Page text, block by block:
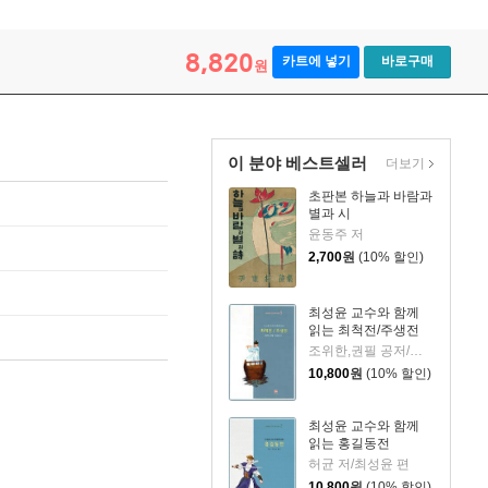
8,820원 카트에 넣기 바로구매
이 분야 베스트셀러
초판본 하늘과 바람과
별과 시
윤동주 저
2,700원 (10% 할인)
최성윤 교수와 함께
읽는 최척전/주생전
조위한,권필 공저/최성윤 역
10,800원 (10% 할인)
최성윤 교수와 함께
읽는 홍길동전
허균 저/최성윤 편
더보기